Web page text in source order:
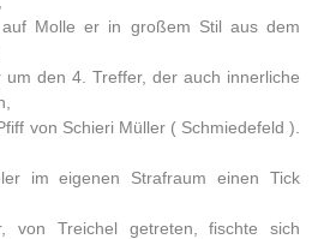
Molle er in großem Stil aus dem
den 4. Treffer, der auch innerliche
von Schieri Müller ( Schmiedefeld ).
im eigenen Strafraum einen Tick
von Treichel getreten, fischte sich